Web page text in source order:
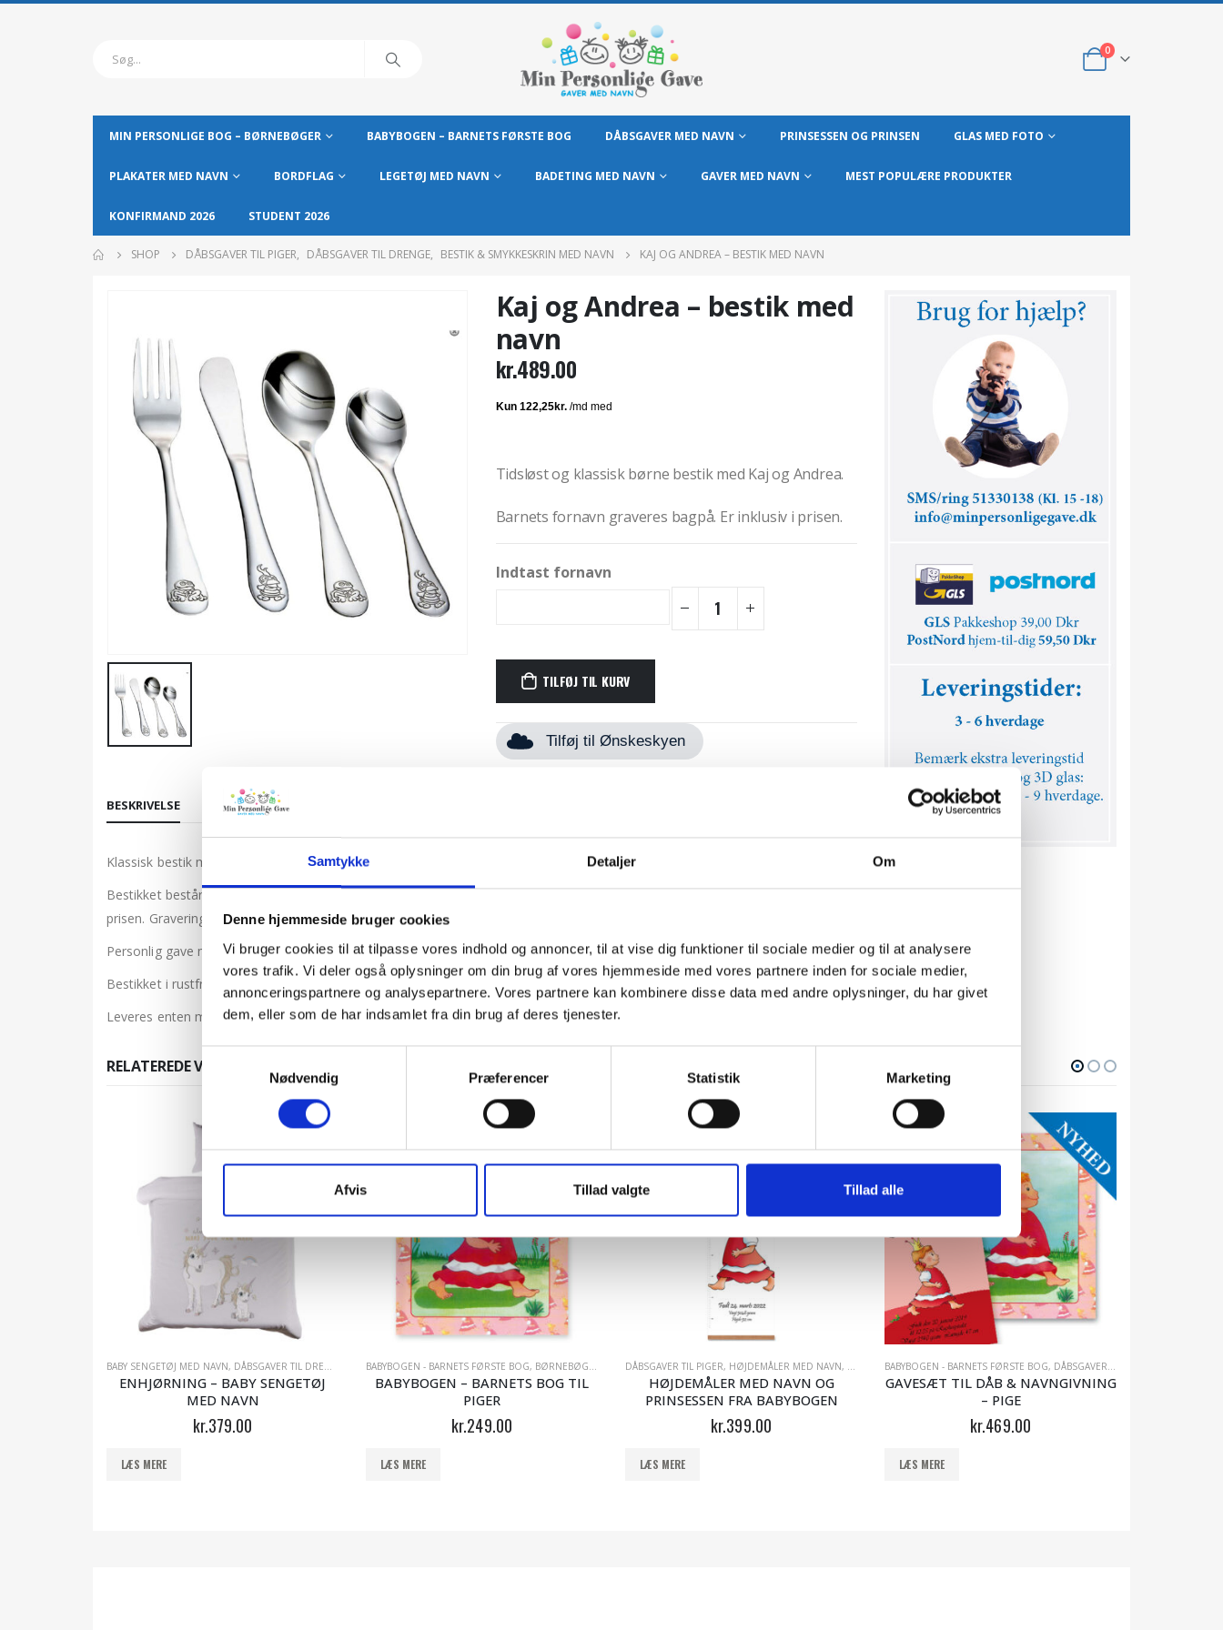
Samtykke Detaljer Om
Denne hjemmeside bruger cookies
Vi bruger cookies til at tilpasse vores indhold og annoncer, til at vise dig funktioner til sociale medier og til at analysere
vores trafik. Vi deler også oplysninger om din brug af vores hjemmeside med vores partnere inden for sociale medier,
annonceringspartnere og analysepartnere. Vores partnere kan kombinere disse data med andre oplysninger, du har givet
dem, eller som de har indsamlet fra din brug af deres tjenester.
Nødvendig
Præferencer Statistik Marketing
Afvis Tillad valgte Tillad alle
0
MIN PERSONLIGE BOG – BØRNEBØGER BABYBOGEN – BARNETS FØRSTE BOG DÅBSGAVER MED NAVN PRINSESSEN OG PRINSEN GLAS MED FOTO
PLAKATER MED NAVN BORDFLAG LEGETØJ MED NAVN BADETING MED NAVN GAVER MED NAVN MEST POPULÆRE PRODUKTER
KONFIRMAND 2026 STUDENT 2026
SHOP DÅBSGAVER TIL PIGER, DÅBSGAVER TIL DRENGE, BESTIK & SMYKKESKRIN MED NAVN KAJ OG ANDREA – BESTIK MED NAVN
Kaj og Andrea – bestik med
navn
kr.489.00
Tidsløst og klassisk børne bestik med Kaj og Andrea.
Barnets fornavn graveres bagpå. Er inklusiv i prisen.
Indtast fornavn
TILFØJ TIL KURV
Tilføj til Ønskeskyen
BESKRIVELSE
Klassisk bestik med navn til børn fra Nordahl Andersen med de altid sjove Kaj og Andrea.
Bestikket består af fire dele, – en gaffel, en kniv, en spiseske og en teske. Vi gravere barnets fornavn på fire dele. Er inklusiv i
prisen. Graveringen sker bagpå bestikket.
Personlig gave med graveret fornavn til navngivning, dåbsdagen, jul og fødselsdage.
Bestikket i rustfrit tåler opvaskemaskine.
Leveres enten med Post Danmark som Q-brev pris 59,50 Dkr eller til nærmeste GLS pakkeshop pris 39 Dkr.
RELATEREDE VARER
BABY SENGETØJ MED NAVN, DÅBSGAVER TIL DRENGE DÅBSGAVER TIL PIGER,SENGETØJ MED NAVN
ENHJØRNING – BABY SENGETØJ
MED NAVN
kr.379.00
LÆS MERE
BABYBOGEN - BARNETS FØRSTE BOG, BØRNEBØGER MED NAVN ,DÅBSGAVER MED NAVN,DÅBSGAVER TIL PIGER MEST POPULÆRE GAVER, MIN PERSONLIGE BOG - BØRNEBØGER
BABYBOGEN – BARNETS BOG TIL
PIGER
kr.249.00
LÆS MERE
DÅBSGAVER TIL PIGER, HØJDEMÅLER MED NAVN, PRINSESSEN OG PRINSEN
HØJDEMÅLER MED NAVN OG
PRINSESSEN FRA BABYBOGEN
kr.399.00
LÆS MERE
BABYBOGEN - BARNETS FØRSTE BOG, DÅBSGAVER MED NAVN
GAVESÆT TIL DÅB & NAVNGIVNING
– PIGE
kr.469.00
LÆS MERE